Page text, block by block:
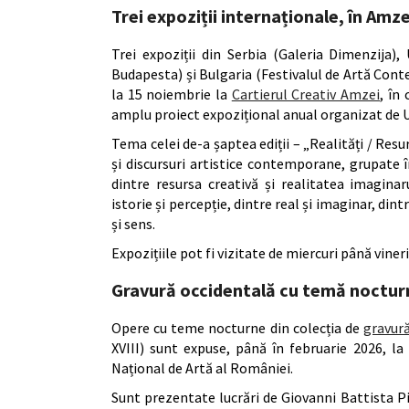
Trei expoziții internaționale, în
Trei expoziții din Serbia (Galeria
Budapesta) și Bulgaria (Festivalul de Artă
la 15 noiembrie la Cartierul Creativ Amzei, în
amplu proiect expozițional anual organizat de
Tema celei de-a șaptea ediții – „Realități /
și discursuri artistice contemporane,
dintre resursa creativă și realitatea
istorie și percepție, dintre real și imaginar,
și sens.
Expozițiile pot fi vizitate de miercuri până vineri,
Gravură occidentală cu temă
Opere cu teme nocturne din colecția de
XVIII) sunt expuse, până în februarie 2026,
Național de Artă al României.
Sunt prezentate lucrări de Giovanni Battista